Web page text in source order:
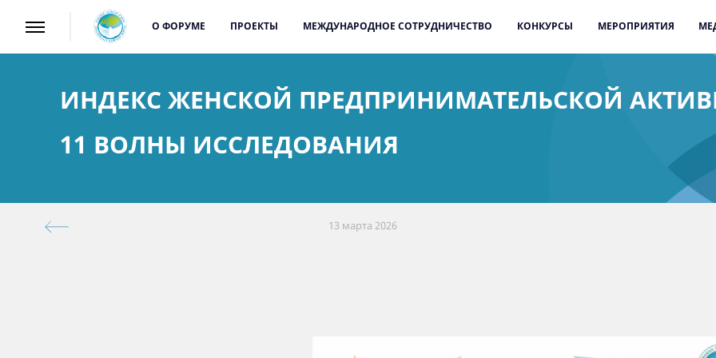
О ФОРУМЕ ПРОЕКТЫ МЕЖДУНАРОДНОЕ СОТРУДНИЧЕСТВО КОНКУРСЫ МЕРОПРИЯТИЯ
ИНДЕКС ЖЕНСКОЙ ПРЕДПРИНИМАТЕЛЬСКОЙ
11 ВОЛНЫ ИССЛЕДОВАНИЯ
13 марта 2026